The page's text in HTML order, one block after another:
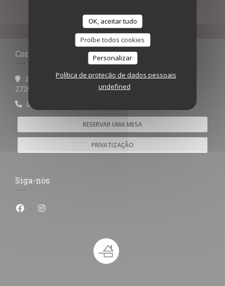
OK, aceitar tudo
Proíbe todos cookies
Personalizar
Política de proteção de dados pessoais
undefined
SUBSCREVER
Contacte-nos
2 Pl. Chantereine
27200 Vernon
((abre numa nova janela))
06 10 65 81 22
RESERVAR UMA MESA
PRIVATIZAÇÃO
Siga-nos
Facebook ((abre numa nova janela))
Instagram ((abre numa nova janela))